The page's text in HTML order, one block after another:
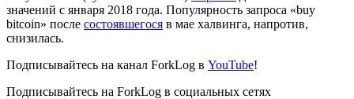
значений с января 2018 года. Популярность запроса «buy
bitcoin» после состоявшегося в мае халвинга, напротив,
снизилась.
Подписывайтесь на канал ForkLog в YouTube!
Подписывайтесь на ForkLog в социальных сетях